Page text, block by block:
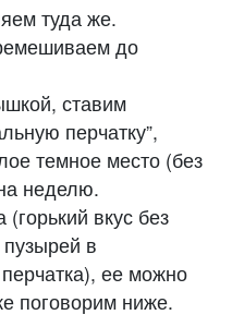
туда же.
до
ставим
перчатку”,
темное место (без
неделю.
(горький вкус без
пузырей в
ее можно
поговорим ниже.